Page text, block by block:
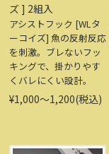
ズ ] 2組入
アシストフック [WLタ
ーコイズ] 魚の反射反応
を刺激。ブレないフッ
キングで、掛かりやす
くバレにくい設計。
¥1,000〜1,200(税込)